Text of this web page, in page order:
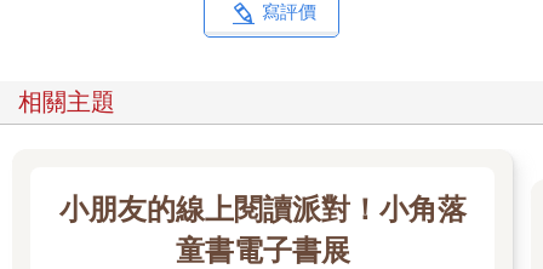
寫評價
相關主題
小朋友的線上閱讀派對！小角落
童書電子書展